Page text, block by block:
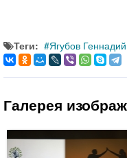
Теги: Ягубов
Галерея